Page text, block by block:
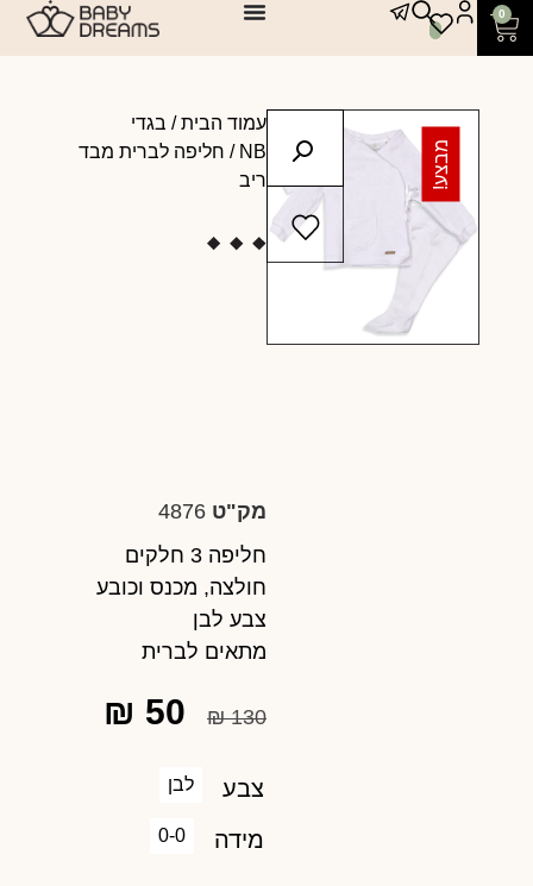
0
מבצע!
עמוד הבית/ בגדי
NB / חליפה לברית מבד
ריב
מק"ט 4876
חליפה 3 חלקים
חולצה, מכנס וכובע
צבע לבן
מתאים לברית
₪130
₪ 50
צבע לבן
מידה 0-0